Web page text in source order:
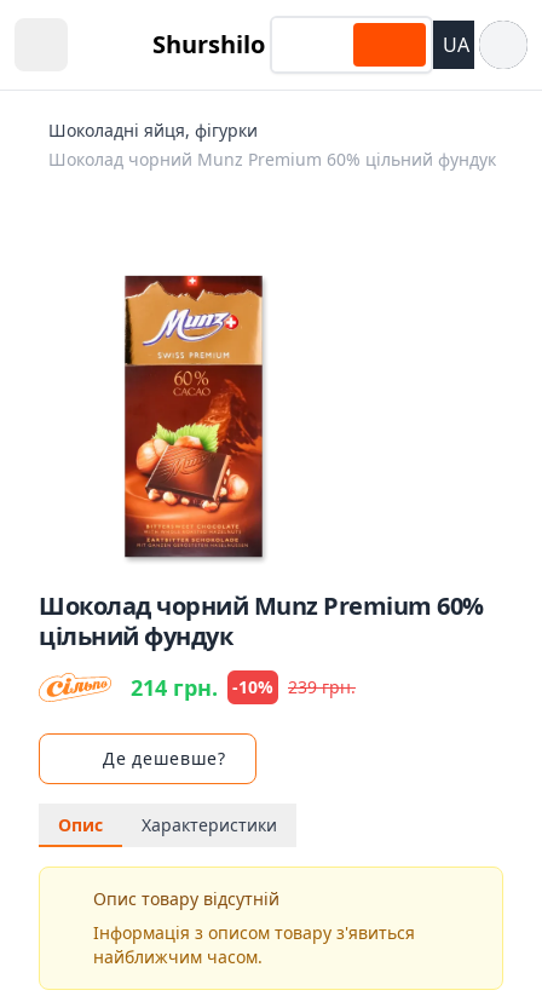
Shurshilo UA
Шоколадні яйця, фігурки
Шоколад чорний Munz Premium 60% цільний фундук
Шоколад чорний Munz Premium 60%
цільний фундук
214 грн. -10% 239 грн.
Де дешевше?
Опис Характеристики
Опис товару відсутній
Інформація з описом товару з'явиться
найближчим часом.